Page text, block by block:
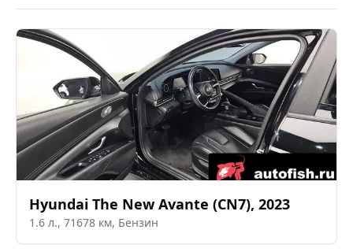
Hyundai The New Avante (CN7), 2023
1.6 л., 71678 км, Бензин